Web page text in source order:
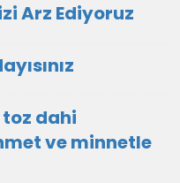
Arz Ediyoruz
toz dahi
ve minnetle